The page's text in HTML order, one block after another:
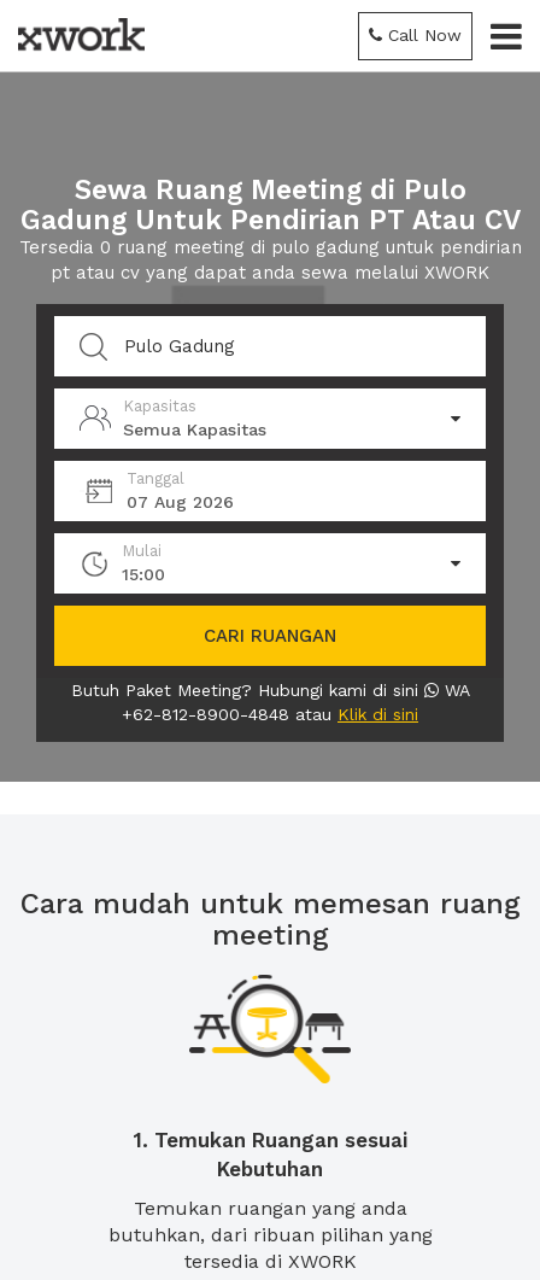
Call Now
Sewa Ruang Meeting di Pulo
Gadung Untuk Pendirian PT Atau CV
Tersedia 0 ruang meeting di pulo gadung untuk pendirian
pt atau cv yang dapat anda sewa melalui XWORK
Kapasitas
Semua Kapasitas
Tanggal
07 Aug 2026
Mulai
15:00
CARI RUANGAN
Butuh Paket Meeting? Hubungi kami di sini
WA
+62-812-8900-4848 atau Klik di sini
Cara mudah untuk memesan ruang
meeting
1. Temukan Ruangan sesuai
Kebutuhan
Temukan ruangan yang anda
butuhkan, dari ribuan pilihan yang
tersedia di XWORK